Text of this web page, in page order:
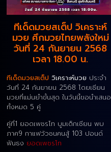
ทีเด็ดมวยสเต็ป วิเคราะห์
มวย ศึกมวยไทยพลังใหม่
วันที่ 24 กันยายน 2568
เวลา 18.00 น.
ทีเด็ดมวยสเต็ป วิเคราะห์มวย ประจำ
วันที่ 24 กันยายน 2568 โดยเซียน
มวยที่แม่นยำขั้นสุด ในวันนี้ขอนำเสนอ
ทั้งหมด 5 คู่
คู่ที่1 ยอดเพชรโท บูมเด็กเซียน พบ
ภาค9 กาแฟวัวชนคนสู้ 103 ปอนด์
ฟันธง ยอดเพชรโท